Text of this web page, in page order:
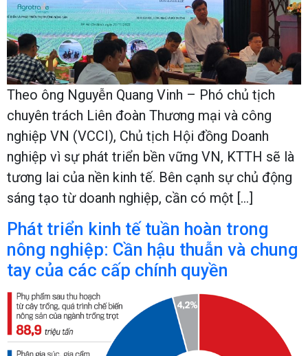
Theo ông Nguyễn Quang Vinh – Phó chủ tịch
chuyên trách Liên đoàn Thương mại và công
nghiệp VN (VCCI), Chủ tịch Hội đồng Doanh
nghiệp vì sự phát triển bền vững VN, KTTH sẽ là
tương lai của nền kinh tế. Bên cạnh sự chủ động
sáng tạo từ doanh nghiệp, cần có một […]
Phát triển kinh tế tuần hoàn trong
nông nghiệp: Cần hậu thuẫn và chung
tay của các cấp chính quyền